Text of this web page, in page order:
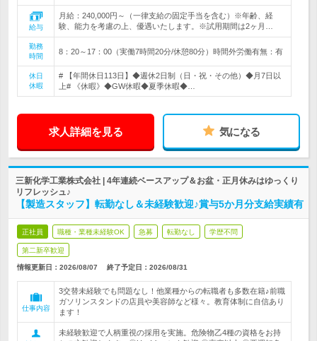
給与
月給：240,000円～（一律支給の固定手当を含む）※年齢、経
験、能力を考慮の上、優遇いたします。※試用期間は2ヶ月…
勤務
時間
8：20～17：00（実働7時間20分/休憩80分）時間外労働有無：有
休日
休暇
# 【年間休日113日】◆週休2日制（日・祝・その他）◆月7日以
上# 《休暇》◆GW休暇◆夏季休暇◆…
求人詳細を見る 気になる
三新化学工業株式会社 | 4年連続ベースアップ＆お盆・正月休みはゆっくり
リフレッシュ♪
【製造スタッフ】転勤なし＆未経験歓迎♪賞与5か月分支給実績有
正社員 職種・業種未経験OK 急募 転勤なし 学歴不問
第二新卒歓迎
情報更新日：2026/08/07 終了予定日： 2026/08/31
仕事内容
3交替未経験でも問題なし！他業種からの転職者も多数在籍♪前職
ガソリンスタンドの店員や美容師など様々。教育体制に自信あり
ます！
未経験歓迎で人柄重視の採用を実施。危険物乙4種の資格をお持